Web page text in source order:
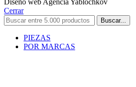
Cerrar
Buscar...
PIEZAS
POR MARCAS